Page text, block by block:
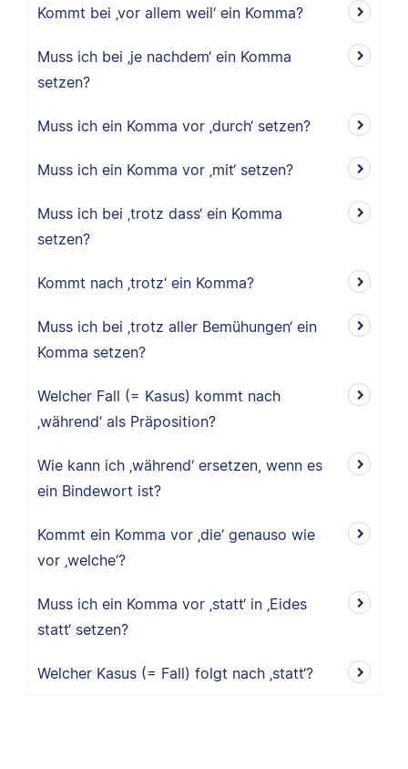
Kommt bei ‚vor allem weil‘ ein Komma?
Muss ich bei ‚je nachdem‘ ein Komma
setzen?
Muss ich ein Komma vor ‚durch‘ setzen?
Muss ich ein Komma vor ‚mit‘ setzen?
Muss ich bei ‚trotz dass‘ ein Komma
setzen?
Kommt nach ‚trotz‘ ein Komma?
Muss ich bei ‚trotz aller Bemühungen‘ ein
Komma setzen?
Welcher Fall (= Kasus) kommt nach
‚während‘ als Präposition?
Wie kann ich ‚während‘ ersetzen, wenn es
ein Bindewort ist?
Kommt ein Komma vor ‚die‘ genauso wie
vor ‚welche‘?
Muss ich ein Komma vor ‚statt‘ in ‚Eides
statt‘ setzen?
Welcher Kasus (= Fall) folgt nach ‚statt‘?